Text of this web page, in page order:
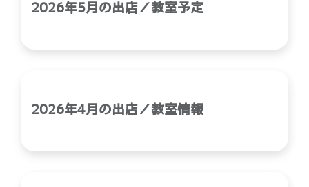
2026年5月の出店／教室予定
2026年4月の出店／教室情報